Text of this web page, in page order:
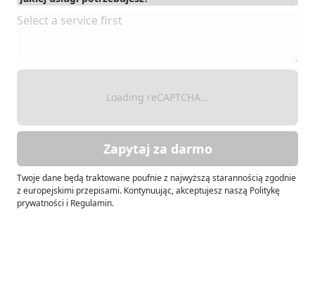
Loading reCAPTCHA...
Zapytaj za darmo
Twoje dane będą traktowane poufnie z najwyższą starannością zgodnie
z europejskimi przepisami. Kontynuując, akceptujesz naszą Politykę
prywatności i Regulamin.